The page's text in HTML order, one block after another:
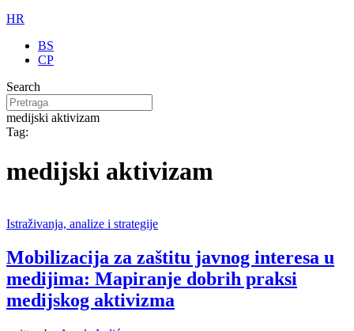
HR
BS
CP
Search
medijski aktivizam
Tag:
medijski aktivizam
Istraživanja, analize i strategije
Mobilizacija za zaštitu javnog interesa u
medijima: Mapiranje dobrih praksi
medijskog aktivizma